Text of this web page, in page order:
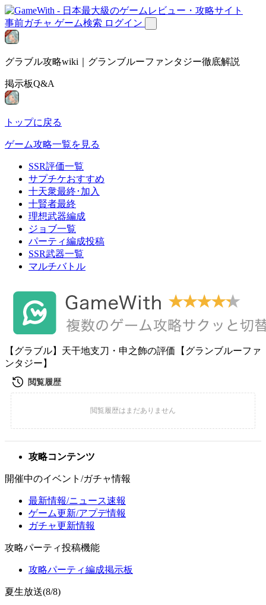
事前ガチャ ゲーム検索 ログイン
グラブル攻略wiki｜グランブルーファンタジー徹底解説
掲示板Q&A
トップに戻る
ゲーム攻略一覧を見る
SSR評価一覧
サプチケおすすめ
十天衆最終･加入
十賢者最終
理想武器編成
ジョブ一覧
パーティ編成投稿
SSR武器一覧
マルチバトル
【グラブル】天干地支刀・申之飾の評価【グランブルーファ
ンタジー】
攻略コンテンツ
開催中のイベント/ガチャ情報
最新情報/ニュース速報
ゲーム更新/アプデ情報
ガチャ更新情報
攻略パーティ投稿機能
攻略パーティ編成掲示板
夏生放送(8/8)